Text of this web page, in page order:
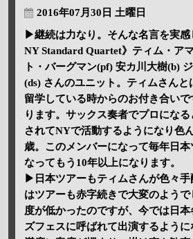
2016年07月30日 土曜日
▶継続は力なり。そんな名言を実感
NY Standard Quartet》ティム・ア
ト・バーグマン(pf) 安カ川大樹(b)
(ds) さんのユニット。ティムさんと
留学している時からのお付き合い
ります。サックス奏者でプロにな
されてNYで活動するようになり色
歳。このメンバーになって毎年日
なってもう10年以上になります。
▶日本ツアーもティムさんが色々
はツアーも赤字続きで大変のよう
度が低かったのですが、今では日
ズフェスに呼ばれて出演するよう